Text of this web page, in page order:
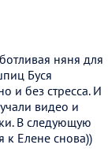
няня для
Буся
и без стресса. И
видео и
В следующую
к Елене снова))